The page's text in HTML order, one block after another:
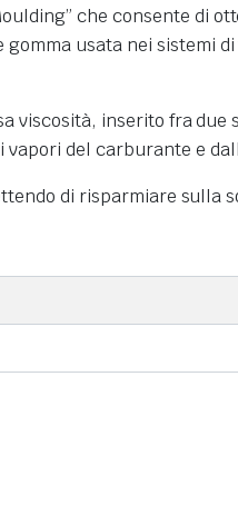
che consente di
usata nei sistemi
viscosità, inserito fra
del carburante e
di risparmiare sulla